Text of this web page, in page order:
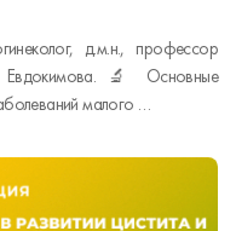
д.м.н., профессор
🔬 Основные
малого …